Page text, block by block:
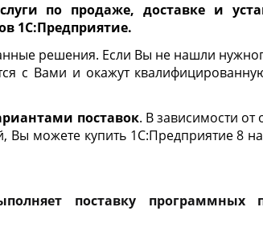
по продаже, доставке и
1С:Предприятие.
решения. Если Вы не нашли
с Вами и окажут
поставок. В зависимости от
Вы можете купить 1С:Предприятие 8
поставку программных